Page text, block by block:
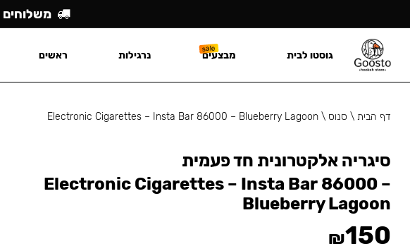
דף הבית\ סנוס \
Еlectronic Cigarettes – Insta Bar 86000 – Blueberry Lagoon
סיגריה אלקטרונית חד פעמית
Еlectronic Cigarettes – Insta Bar 86000 –
Blueberry Lagoon
₪150
משלוחים
גוסטו לבית מבצעים נרגילות ראשים